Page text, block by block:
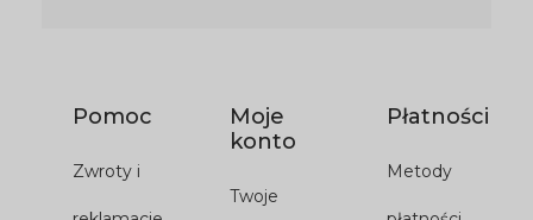
Pomoc
Zwroty i
Moje
konto
Twoje
Płatności
Metody